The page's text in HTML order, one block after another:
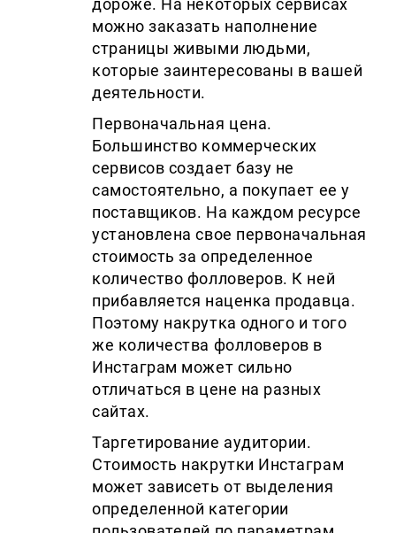
дороже. На некоторых сервисах
можно заказать наполнение
страницы живыми людьми,
которые заинтересованы в вашей
деятельности.
Первоначальная цена.
Большинство коммерческих
сервисов создает базу не
самостоятельно, а покупает ее у
поставщиков. На каждом ресурсе
установлена свое первоначальная
стоимость за определенное
количество фолловеров. К ней
прибавляется наценка продавца.
Поэтому накрутка одного и того
же количества фолловеров в
Инстаграм может сильно
отличаться в цене на разных
сайтах.
Таргетирование аудитории.
Стоимость накрутки Инстаграм
может зависеть от выделения
определенной категории